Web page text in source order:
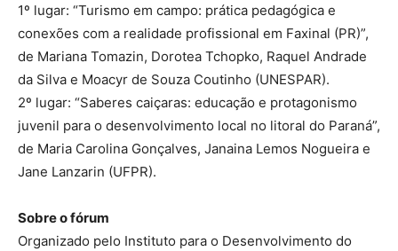
1º lugar: “Turismo em campo: prática pedagógica e
conexões com a realidade profissional em Faxinal (PR)”,
de Mariana Tomazin, Dorotea Tchopko, Raquel Andrade
da Silva e Moacyr de Souza Coutinho (UNESPAR).
2º lugar: “Saberes caiçaras: educação e protagonismo
juvenil para o desenvolvimento local no litoral do Paraná”,
de Maria Carolina Gonçalves, Janaina Lemos Nogueira e
Jane Lanzarin (UFPR).
Sobre o fórum
Organizado pelo Instituto para o Desenvolvimento do